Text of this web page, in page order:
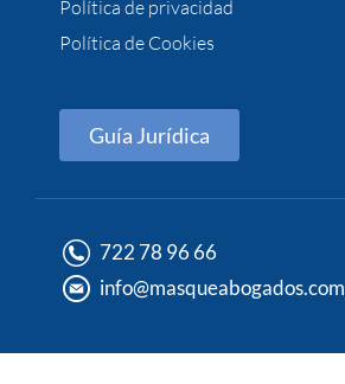
Política de privacidad
Política de Cookies
Guía Jurídica
722 78 96 66
info@masqueabogados.com